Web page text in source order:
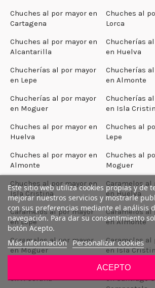
Chuches al por mayor en
Cartagena
Chuches al
Lorca
Chuches al por mayor en
Alcantarilla
Chucherías
en Huelva
Chucherías al por mayor
en Lepe
Chucherías
en Almonte
Chucherías al por mayor
en Moguer
Chucherías
en Isla
Chuches al por mayor en
Huelva
Chuches al
Lepe
Chuches al por mayor en
Almonte
Chuches al
Moguer
Chuches al por mayor en
Isla Cristina
Caramelos al
en Huelva
Caramelos al por mayor
en Lepe
Caramelos al
en Almonte
Caramelos al por mayor
en Moguer
Caramelos al
en Isla
en A Coruña
Chucherias al
en Santiago
Este sitio web utiliza cookies propias y de
mejorar nuestros servicios y mostrarle
con sus preferencias mediante el análisis
navegación. Para dar su consentimiento
botón Acepto.
Más información Personalizar cookies
ACEPTO